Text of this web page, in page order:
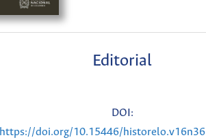
Editorial
DOI:
https://doi.org/10.15446/